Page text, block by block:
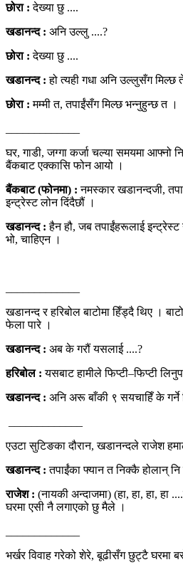
छोरा :देख्या छु ....
खडानन्द : अनि उल्लु ....?
छोरा : देख्या छु ....
खडानन्द : हो त्यही गधा अनि उल्लुसँग मिल्छ
छोरा : मम्मी त, तपाईंसँग मिल्छ भन्नुहुन्छ त ।
घर, गाडी, जग्गा कर्जा चल्या समयमा आफ्नो
बैंकबाट एक्कासि फोन आयो ।
बैंकबाट (फोनमा) : नमस्कार खडानन्दजी,
इन्ट्रेस्ट लोन दिंदैछौं ।
खडानन्द : हैन हौ, जब तपाईंहरूलाई
भो, चाहिएन ।
खडानन्द र हरिबोल बाटोमा हिँड्दै थिए ।
फेला पारे ।
खडानन्द : अब के गरौं यसलाई ....?
हरिबोल : यसबाट हामीले फिप्टी–फिप्टी
खडानन्द : अनि अरू बाँकी ९ सयचाहिँ के गर्ने
एउटा सुटिङका दौरान, खडानन्दले राजेश
खडानन्द :तपाईंका फ्यान त निक्कै होलान्
राजेश : (नायकी अन्दाजमा) (हा, हा, हा,
घरमा एसी नै लगाएको छु मैले ।
भर्खर विवाह गरेको शेरे, बूढीसँग छुट्टै घरमा